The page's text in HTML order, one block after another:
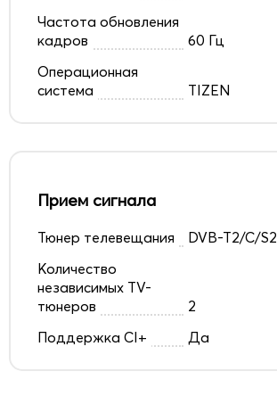
Частота обновления
кадров
60 Гц
Операционная
система
TIZEN
Прием сигнала
Тюнер телевещания
DVB-T2/C/S2
Количество
независимых TV-
тюнеров
2
Поддержка CI+
Да